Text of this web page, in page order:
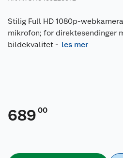
Stilig Full HD 1080p-
mikrofon; for direktesendinger
bildekvalitet - les mer
689 00